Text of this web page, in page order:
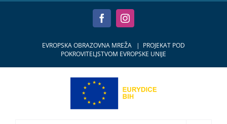
FacebookInstagram
EVROPSKA OBRAZOVNA MREŽA | PROJEKAT POD
POKROVITELJSTVOM EVROPSKE UNIJE